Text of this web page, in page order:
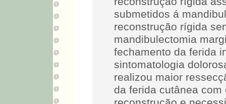
submetidos á
reconstrução rígida
mandibulectomia
fechamento da ferida
sintomatologia
realizou maior
da ferida cutânea